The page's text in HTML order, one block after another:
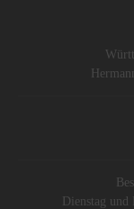
Dienstag und